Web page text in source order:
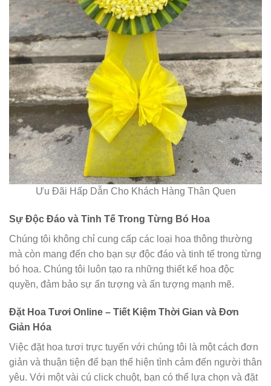
Ưu Đãi Hấp Dẫn Cho Khách Hàng Thân Quen
Sự Độc Đáo và Tinh Tế Trong Từng Bó Hoa
Chúng tôi không chỉ cung cấp các loại hoa thông thường
mà còn mang đến cho bạn sự độc đáo và tinh tế trong từng
bó hoa. Chúng tôi luôn tạo ra những thiết kế hoa độc
quyền, đảm bảo sự ấn tượng và ấn tượng mạnh mẽ.
Đặt Hoa Tươi Online – Tiết Kiệm Thời Gian và Đơn
Giản Hóa
Việc đặt hoa tươi trực tuyến với chúng tôi là một cách đơn
giản và thuận tiện để bạn thể hiện tình cảm đến người thân
yêu. Với một vài cú click chuột, bạn có thể lựa chọn và đặt